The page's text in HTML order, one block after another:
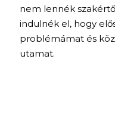
nem lennék
indulnék el, hogy
problémámat és
utamat.